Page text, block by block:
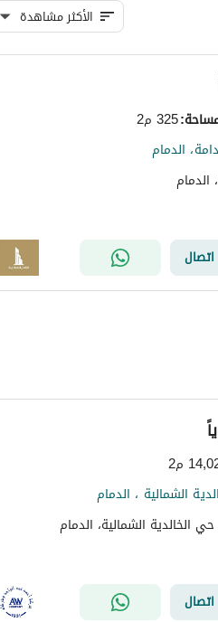
الأكثر مشاهدة
:325 م2
الدمام
اتصال
م2
الشمالية ، الدمام
الخالدية الشمالية، الدمام
اتصال